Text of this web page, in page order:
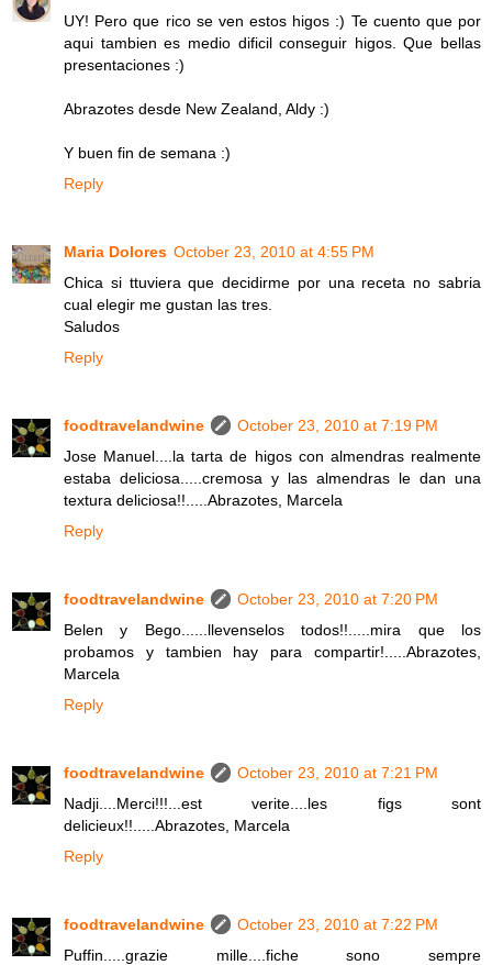
UY! Pero que rico se ven estos higos :) Te cuento que por
aqui tambien es medio dificil conseguir higos. Que bellas
presentaciones :)
Abrazotes desde New Zealand, Aldy :)
Y buen fin de semana :)
Reply
Maria Dolores October 23, 2010 at 4:55 PM
Chica si ttuviera que decidirme por una receta no sabria
cual elegir me gustan las tres.
Saludos
Reply
foodtravelandwine
October 23, 2010 at 7:19 PM
Jose Manuel....la tarta de higos con almendras realmente
estaba deliciosa.....cremosa y las almendras le dan una
textura deliciosa!!.....Abrazotes, Marcela
Reply
foodtravelandwine
October 23, 2010 at 7:20 PM
Belen y Bego......llevenselos todos!!.....mira que los
probamos y tambien hay para compartir!.....Abrazotes,
Marcela
Reply
foodtravelandwine
October 23, 2010 at 7:21 PM
Nadji....Merci!!!...est verite....les figs sont
delicieux!!.....Abrazotes, Marcela
Reply
foodtravelandwine
October 23, 2010 at 7:22 PM
Puffin.....grazie mille....fiche sono sempre